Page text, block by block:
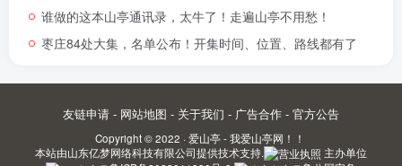
谁做的这本山亭通讯录，太牛了！走遍山亭不用愁！
枣庄84处大集，名单公布！开集时间、位置、路线都有了
友链申请 - 网站地图 - 关于我们 - 广告合作 - 官方公告
Copyright © 2022 · 爱山亭 - 我爱山亭网！！
本站由山东亿梦网络科技有限公司提供技术支持.
主办单位